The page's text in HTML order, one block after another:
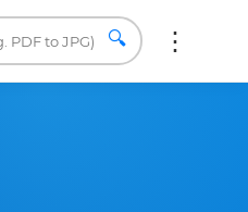
🔍